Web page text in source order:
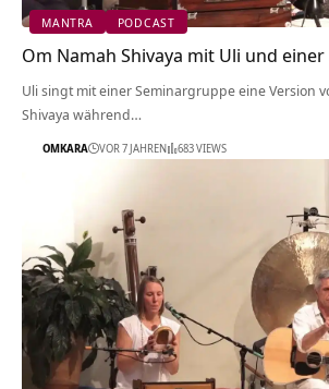
MANTRA PODCAST
Om Namah Shivaya mit Uli und
Uli singt mit einer Seminargruppe eine Version
Shivaya während…
OMKARA VOR 7 JAHREN 683 VIEWS